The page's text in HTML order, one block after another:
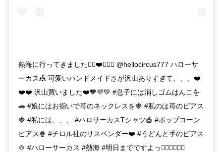
熱海に行ってきました🕴🏻❤️🧡💚💜 @hellocircus777 ハローサ
ーカス🎪 可愛いハンドメイドさが沢山ありすぎて、、、❤️
❤️❤️ 沢山買いました❤️🧡💜💚 #息子には消しゴムはんこを
🚗 #娘にはお揃いで苺のネックレスを🍓 #私のは苺のピアス
🍓 #私には、、、 #ハロサーカスTシャツ🎪 #ポップコーン
ピアス🍿 #チロル社のサスペンダー❤️ #うどんと手のピアス
🍲 #ハローサーカス #熱海 #明日までですよっ🕴🏻🕴🏻🕴🏻